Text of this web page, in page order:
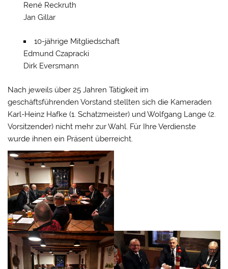
René Reckruth
Jan Gillar
10-jährige Mitgliedschaft
Edmund Czapracki
Dirk Eversmann
Nach jeweils über 25 Jahren Tätigkeit im
geschäftsführenden Vorstand stellten sich die Kameraden
Karl-Heinz Hafke (1. Schatzmeister) und Wolfgang Lange (2.
Vorsitzender) nicht mehr zur Wahl. Für Ihre Verdienste
wurde ihnen ein Präsent überreicht.